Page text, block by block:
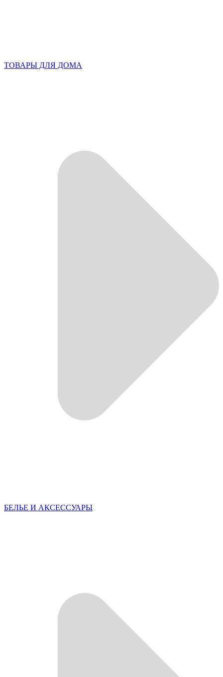
ТОВАРЫ ДЛЯ ДОМА
БЕЛЬЕ И АКСЕССУАРЫ